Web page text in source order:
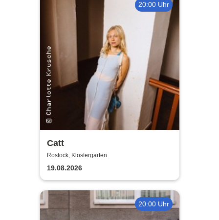
20:00 Uhr
Catt
Rostock, Klostergarten
19.08.2026
20:00 Uhr